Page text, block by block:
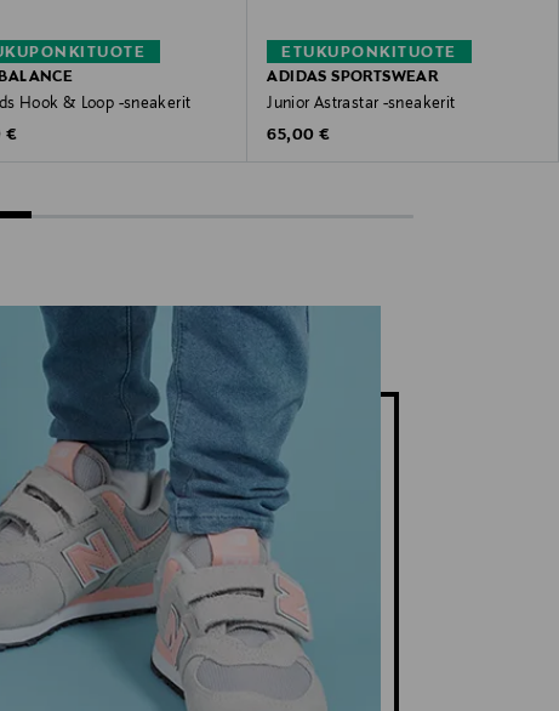
Hook & Loop -sneakerit
Price
€
ETUKUPONKITUOTE
ADIDAS SPORTSWEAR
Junior Astrastar -sneakerit
Original Price
65,00 €